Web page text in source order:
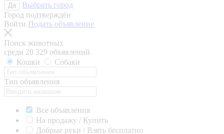
Да
Выбрать город
Город подтверждён
Войти Подать объявление
Поиск животных
среди 20 329 объявлений
Кошки
Собаки
Тип объявления
Все объявления
На продажу / Купить
Добрые руки / Взять бесплатно